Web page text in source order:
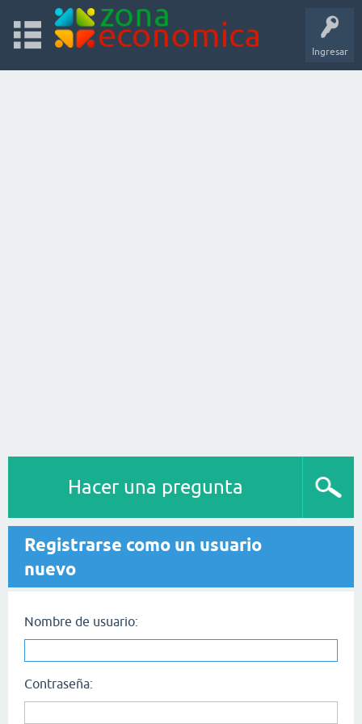
Ingresar
Hacer una pregunta
Registrarse como un usuario
nuevo
Nombre de usuario:
Contraseña: